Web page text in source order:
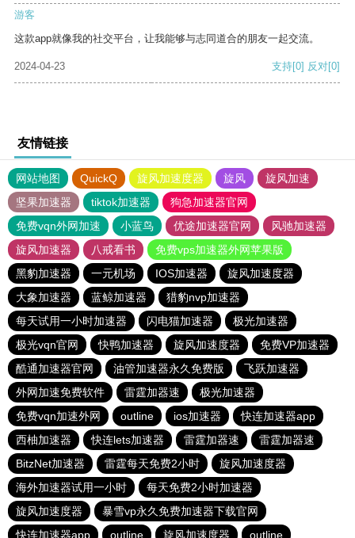
游客
这款app就像我的社交平台，让我能够与志同道合的朋友一起交流。
2024-04-23 支持[0] 反对[0]
友情链接
网站地图 QuickQ 旋风加速度器 旋风
旋风加速
坚果加速器
tiktok加速器
狗急加速器官网
免费vqn外网加速
小蓝鸟 优途加速器官网
风驰加速器
旋风加速器
八戒看书
免费vps加速器外网苹果版
黑豹加速器
一元机场 IOS加速器
旋风加速度器
大象加速器
蓝鲸加速器
猎豹nvp加速器
每天试用一小时加速器
闪电猫加速器
极光加速器
极光vqn官网
快鸭加速器 旋风加速度器
免费VP加速器
酷通加速器官网
油管加速器永久免费版
飞跃加速器
外网加速免费软件
雷霆加器速
极光加速器
免费vqn加速外网
outline ios加速器
快连加速器app
西柚加速器
快连lets加速器 雷霆加器速
雷霆加器速
BitzNet加速器
雷霆每天免费2小时
旋风加速度器
海外加速器试用一小时
每天免费2小时加速器
旋风加速度器
暴雪vp永久免费加速器下载官网
快连加速器app
outline 旋风加速度器 outline